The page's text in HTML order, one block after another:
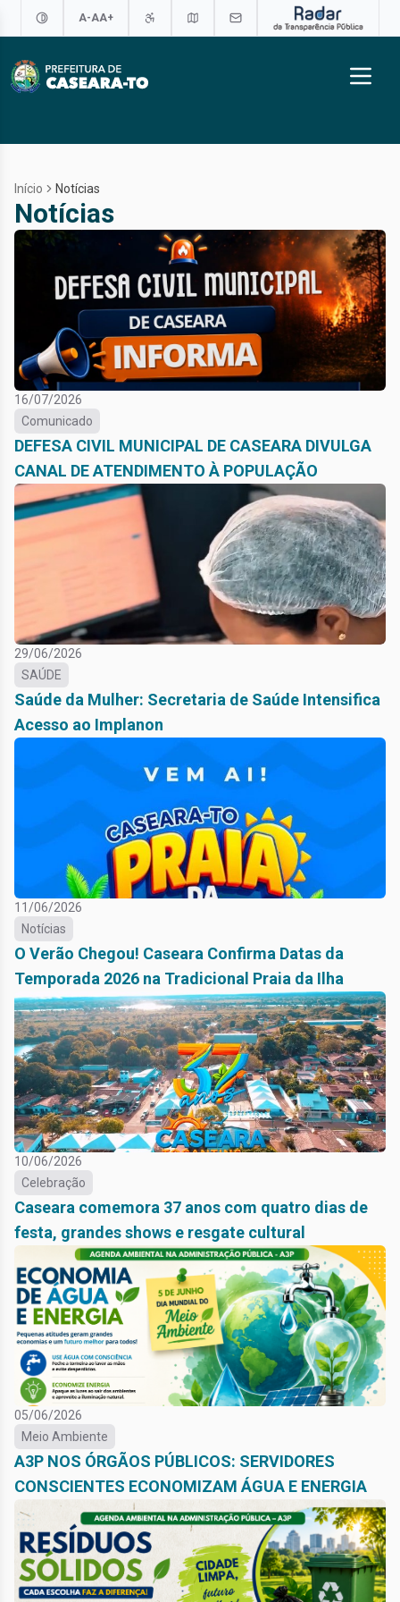
A-AA+
Início Notícias
Notícias
16/07/2026
Comunicado
DEFESA CIVIL MUNICIPAL DE CASEARA DIVULGA
CANAL DE ATENDIMENTO À POPULAÇÃO
29/06/2026
SAÚDE
Saúde da Mulher: Secretaria de Saúde Intensifica
Acesso ao Implanon
11/06/2026
Notícias
O Verão Chegou! Caseara Confirma Datas da
Temporada 2026 na Tradicional Praia da Ilha
10/06/2026
Celebração
Caseara comemora 37 anos com quatro dias de
festa, grandes shows e resgate cultural
05/06/2026
Meio Ambiente
A3P NOS ÓRGÃOS PÚBLICOS: SERVIDORES
CONSCIENTES ECONOMIZAM ÁGUA E ENERGIA